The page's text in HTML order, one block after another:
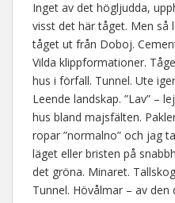
Inget av det högljudda,
visst det här tåget. Men så
tåget ut från Doboj.
Vilda klippformationer.
hus i förfall. Tunnel. Ute
Leende landskap. ”Lav” –
hus bland majsfälten.
ropar ”normalno” och jag
läget eller bristen på
det gröna. Minaret.
Tunnel. Hövålmar – av